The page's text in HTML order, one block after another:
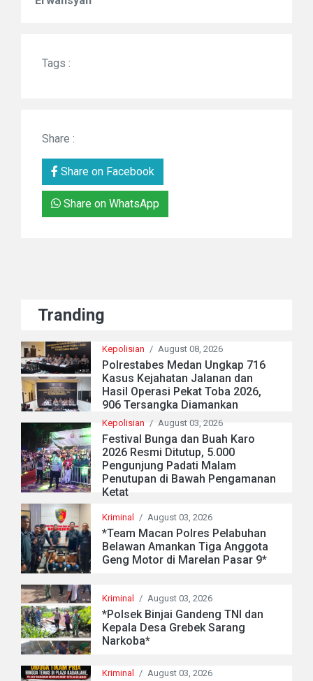
Tags :
Share :
Share on Facebook
Share on WhatsApp
Tranding
Kepolisian / August 08, 2026
Polrestabes Medan Ungkap 716
Kasus Kejahatan Jalanan dan
Hasil Operasi Pekat Toba 2026,
906 Tersangka Diamankan
Kepolisian / August 03, 2026
Festival Bunga dan Buah Karo
2026 Resmi Ditutup, 5.000
Pengunjung Padati Malam
Penutupan di Bawah Pengamanan
Ketat
Kriminal / August 03, 2026
*Team Macan Polres Pelabuhan
Belawan Amankan Tiga Anggota
Geng Motor di Marelan Pasar 9*
Kriminal / August 03, 2026
*Polsek Binjai Gandeng TNI dan
Kepala Desa Grebek Sarang
Narkoba*
Kriminal / August 03, 2026